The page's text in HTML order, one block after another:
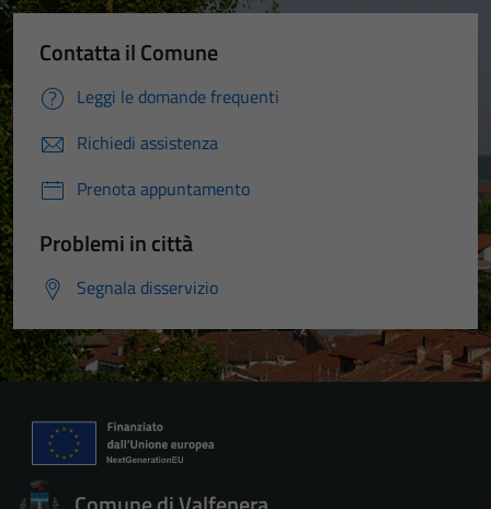
Contatta il Comune
Leggi le domande frequenti
Richiedi assistenza
Prenota appuntamento
Problemi in città
Segnala disservizio